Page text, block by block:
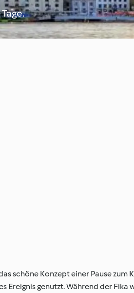
schöne Konzept einer Pause zum
Ereignis genutzt. Während der